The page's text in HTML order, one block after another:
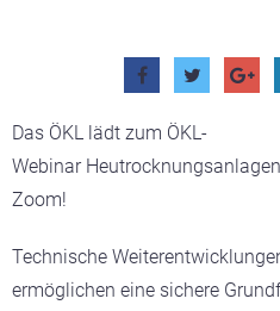
Das ÖKL lädt zum ÖKL-
Webinar
Zoom!
Technische
ermöglichen eine sichere